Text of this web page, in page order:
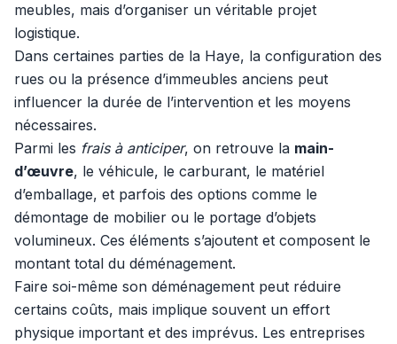
meubles, mais d’organiser un véritable projet
logistique.
Dans certaines parties de la Haye, la configuration des
rues ou la présence d’immeubles anciens peut
influencer la durée de l’intervention et les moyens
nécessaires.
Parmi les frais à anticiper, on retrouve la main-
d’œuvre, le véhicule, le carburant, le matériel
d’emballage, et parfois des options comme le
démontage de mobilier ou le portage d’objets
volumineux. Ces éléments s’ajoutent et composent le
montant total du déménagement.
Faire soi-même son déménagement peut réduire
certains coûts, mais implique souvent un effort
physique important et des imprévus. Les entreprises